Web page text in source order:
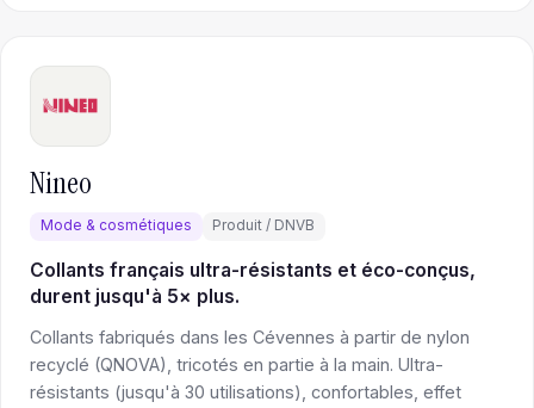
Nineo
Mode & cosmétiques Produit / DNVB
Collants français ultra-résistants et éco-conçus,
durent jusqu'à 5× plus.
Collants fabriqués dans les Cévennes à partir de nylon
recyclé (QNOVA), tricotés en partie à la main. Ultra-
résistants (jusqu'à 30 utilisations), confortables, effet